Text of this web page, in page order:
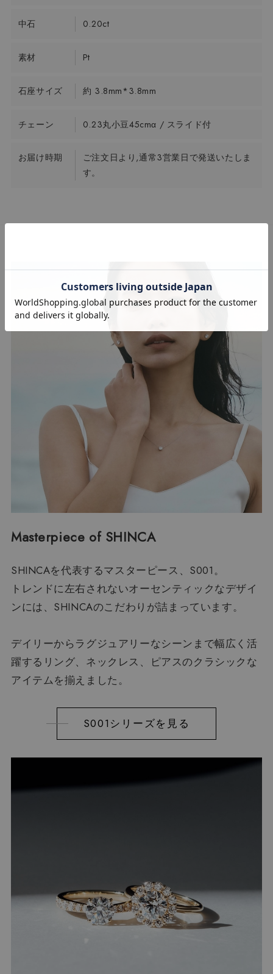
中石 0.20ct
素材 Pt
石座サイズ 約 3.8mm*3.8mm
チェーン 0.23丸小豆45cmα / スライド付
お届け時期
ご注文日より,通常3営業日で発送いたしま
す。
Masterpiece of SHINCA
SHINCAを代表するマスターピース、S001。
トレンドに左右されないオーセンティックなデザイ
ンには、 SHINCAのこだわりが詰まっています。
デイリーからラグジュアリーなシーンまで幅広く活
躍するリング、ネックレス、ピアスのクラシックな
アイテムを揃えました。
S001シリーズを見る